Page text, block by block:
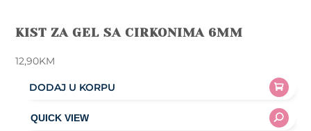
KIST ZA GEL SA CIRKONIMA 6MM
12,90KM
DODAJ U KORPU